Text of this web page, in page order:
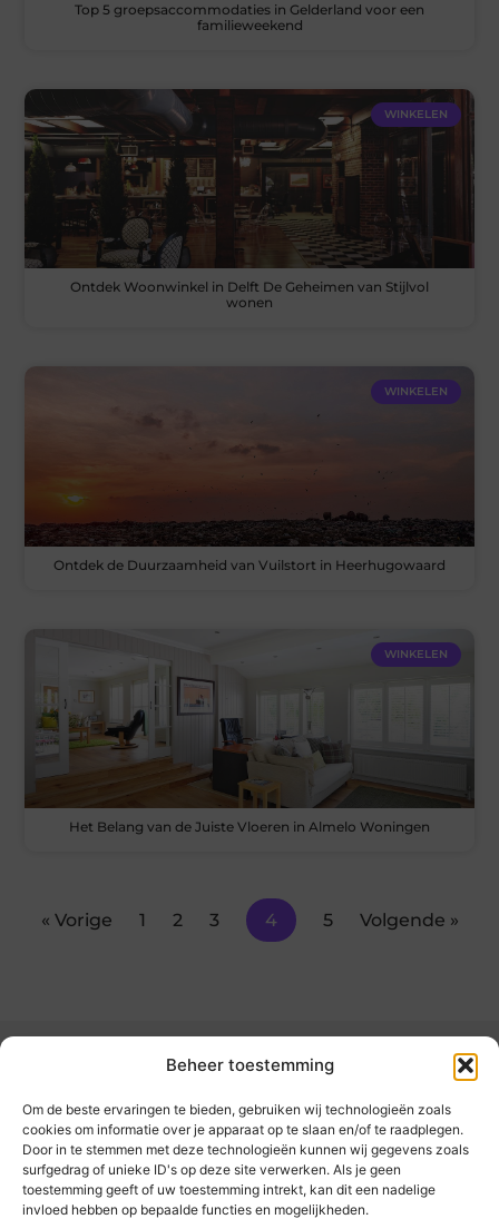
Beheer toestemming
Om de beste ervaringen te bieden, gebruiken wij technologieën zoals
cookies om informatie over je apparaat op te slaan en/of te raadplegen.
Door in te stemmen met deze technologieën kunnen wij gegevens zoals
surfgedrag of unieke ID's op deze site verwerken. Als je geen
toestemming geeft of uw toestemming intrekt, kan dit een nadelige
invloed hebben op bepaalde functies en mogelijkheden.
Top 5 groepsaccommodaties in Gelderland voor een
familieweekend
WINKELEN
Ontdek Woonwinkel in Delft De Geheimen van Stijlvol
wonen
WINKELEN
Ontdek de Duurzaamheid van Vuilstort in Heerhugowaard
WINKELEN
Het Belang van de Juiste Vloeren in Almelo Woningen
« Vorige 1 2 3 4 5 Volgende »
kickinsite.nl – Echt, eerlijk, alles wat telt.